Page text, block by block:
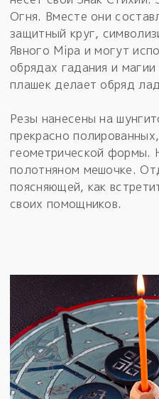
Огня. Вместе они
защитный круг,
Явного Мiра и могут
обрядах гадания и
плашек делает обряд
Резы нанесены на
прекрасно
геометрической формы.
полотняном мешочке.
поясняющей, как
своих помощников.